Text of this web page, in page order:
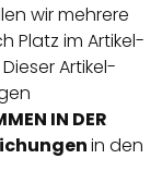
wir mehrere
Platz im Artikel-
Artikel-
IN DER
in den